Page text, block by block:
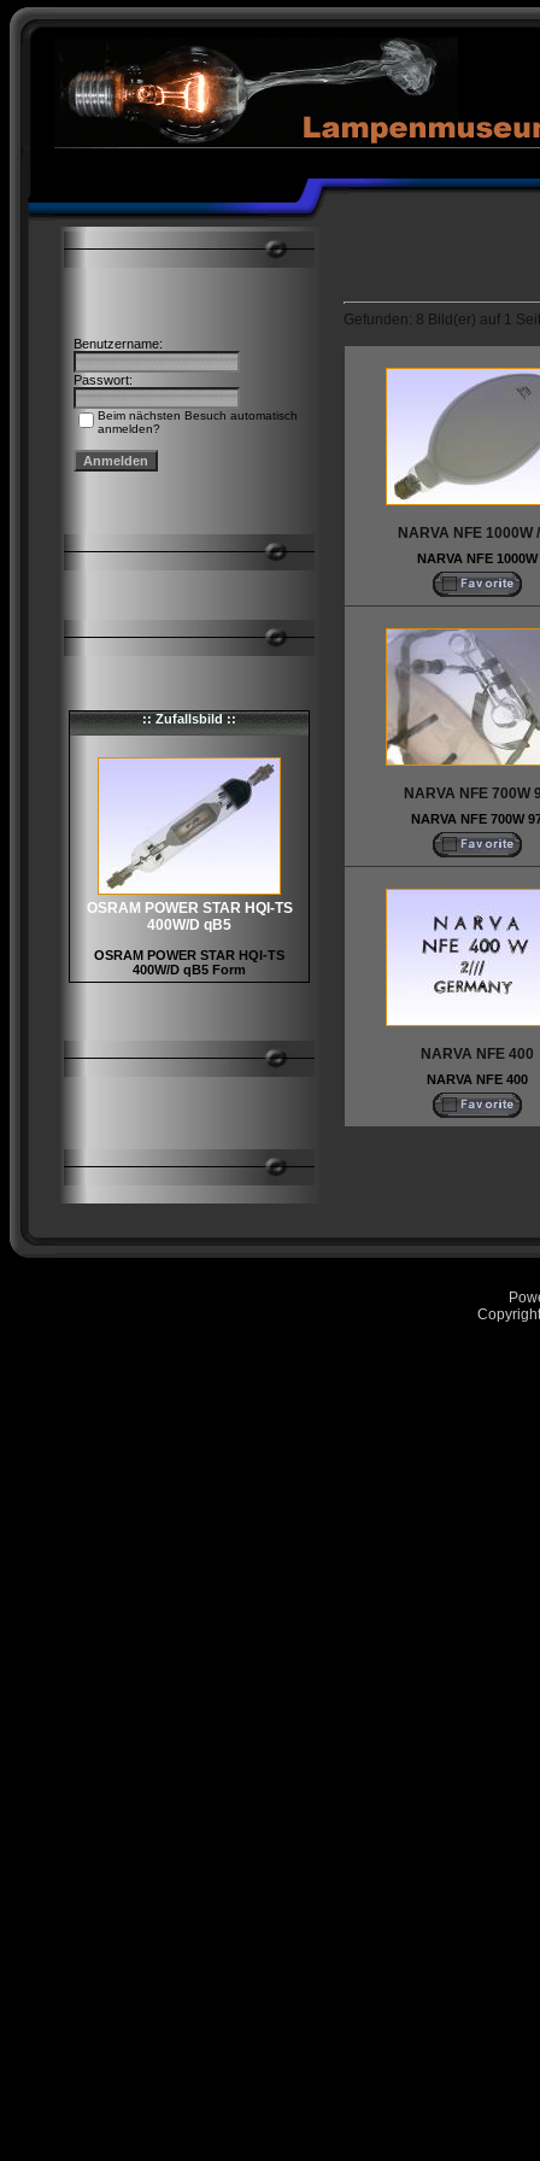
Benutzername:
Passwort:
Beim nächsten Besuch automatisch
anmelden?
:: Zufallsbild ::
OSRAM POWER STAR HQI-TS
400W/D qB5
OSRAM POWER STAR HQI-TS
400W/D qB5 Form
Gefunden: 8 Bild(er) auf 1
NARVA NFE 1000W
NARVA NFE 1000W
NARVA NFE 700W
NARVA NFE 700W
NARVA NFE 400
NARVA NFE 400